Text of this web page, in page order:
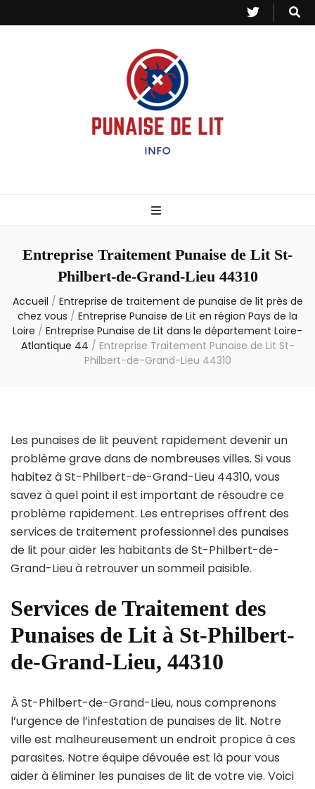
– Info
Entreprise Traitement Punaise de Lit St-
Philbert-de-Grand-Lieu 44310
Accueil / Entreprise de traitement de punaise de lit près de
chez vous / Entreprise Punaise de Lit en région Pays de la
Loire / Entreprise Punaise de Lit dans le département Loire-
Atlantique 44 / Entreprise Traitement Punaise de Lit St-
Philbert-de-Grand-Lieu 44310
Les punaises de lit peuvent rapidement devenir un
problème grave dans de nombreuses villes. Si vous
habitez à St-Philbert-de-Grand-Lieu 44310, vous
savez à quel point il est important de résoudre ce
problème rapidement. Les entreprises offrent des
services de traitement professionnel des punaises
de lit pour aider les habitants de St-Philbert-de-
Grand-Lieu à retrouver un sommeil paisible.
Services de Traitement des
Punaises de Lit à St-Philbert-
de-Grand-Lieu, 44310
À St-Philbert-de-Grand-Lieu, nous comprenons
l’urgence de l’infestation de punaises de lit. Notre
ville est malheureusement un endroit propice à ces
parasites. Notre équipe dévouée est là pour vous
aider à éliminer les punaises de lit de votre vie. Voici